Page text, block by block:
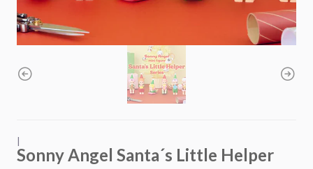
Sonny Angel Santa´s Little Helper